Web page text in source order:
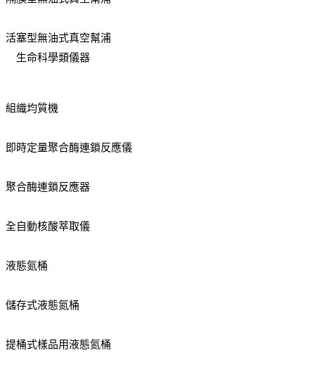
活塞型無油式真空幫浦
生命科學類儀器
組織均質機
即時定量聚合酶連鎖反應儀
聚合酶連鎖反應器
全自動核酸萃取儀
液態氮桶
儲存式液態氮桶
提桶式樣品用液態氮桶